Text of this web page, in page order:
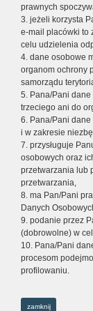
prawnych
3. jeżeli korzysta
e-mail placówki to
celu udzielenia
4. dane osobowe
organom ochrony
samorządu
5. Pana/Pani
trzeciego ani do
6. Pana/Pani
i w zakresie
7. przysługuje
osobowych oraz
przetwarzania lub
przetwarzania,
8. ma Pan/Pani
Danych
9. podanie przez
(dobrowolne) w
10. Pana/Pani
procesom
profilowaniu.
zamknij